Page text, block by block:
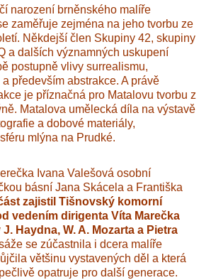
narození brněnského malíře
zaměřuje zejména na jeho tvorbu ze
Někdejší člen Skupiny 42, skupiny
a dalších významných uskupení
postupně vlivy surrealismu,
především abstrakce. A právě
je příznačná pro Matalovu tvorbu z
Matalova umělecká díla na výstavě
a dobové materiály,
mlýna na Prudké.
Ivana Valešová osobní
básní Jana Skácela a Františka
zajistil Tišnovský komorní
vedením dirigenta Víta Marečka
Haydna, W. A. Mozarta a Pietra
se zúčastnila i dcera malíře
většinu vystavených děl a která
opatruje pro další generace.